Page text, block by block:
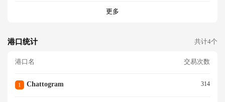
更多
港口统计 共计4个
港口名 交易次数
1 Chattogram 314